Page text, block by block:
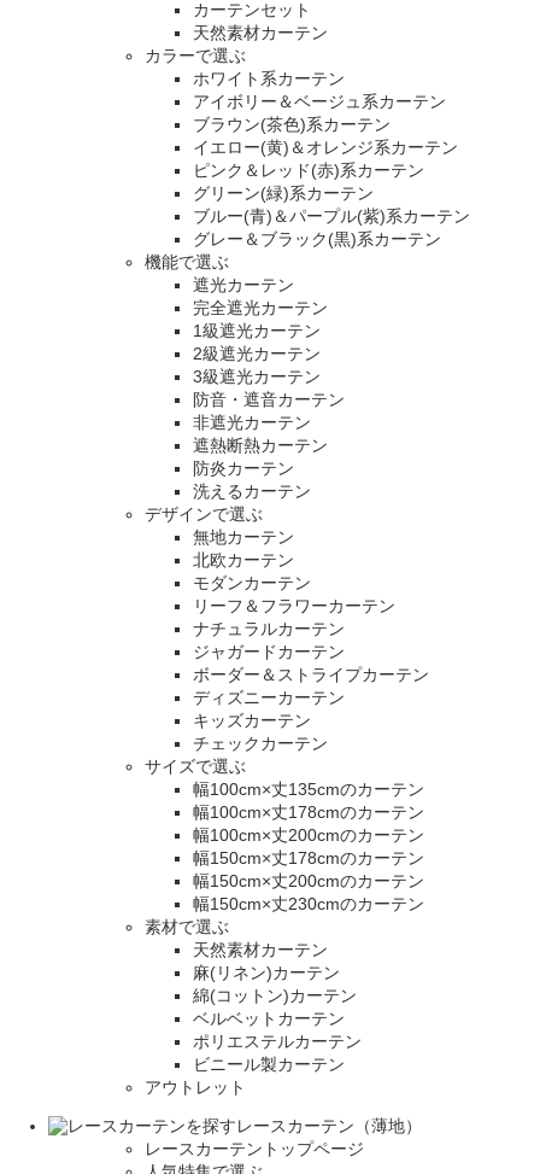
カーテンセット
天然素材カーテン
カラーで選ぶ
ホワイト系カーテン
アイボリー＆ベージュ系カーテン
ブラウン(茶色)系カーテン
イエロー(黄)＆オレンジ系カーテン
ピンク＆レッド(赤)系カーテン
グリーン(緑)系カーテン
ブルー(青)＆パープル(紫)系カーテン
グレー＆ブラック(黒)系カーテン
機能で選ぶ
遮光カーテン
完全遮光カーテン
1級遮光カーテン
2級遮光カーテン
3級遮光カーテン
防音・遮音カーテン
非遮光カーテン
遮熱断熱カーテン
防炎カーテン
洗えるカーテン
デザインで選ぶ
無地カーテン
北欧カーテン
モダンカーテン
リーフ＆フラワーカーテン
ナチュラルカーテン
ジャガードカーテン
ボーダー＆ストライプカーテン
ディズニーカーテン
キッズカーテン
チェックカーテン
サイズで選ぶ
幅100cm×丈135cmのカーテン
幅100cm×丈178cmのカーテン
幅100cm×丈200cmのカーテン
幅150cm×丈178cmのカーテン
幅150cm×丈200cmのカーテン
幅150cm×丈230cmのカーテン
素材で選ぶ
天然素材カーテン
麻(リネン)カーテン
綿(コットン)カーテン
ベルベットカーテン
ポリエステルカーテン
ビニール製カーテン
アウトレット
レースカーテン（薄地）
レースカーテントップページ